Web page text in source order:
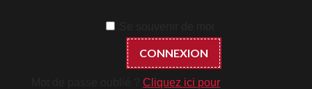
Mot de passe oublié ?Cliquez ici pour